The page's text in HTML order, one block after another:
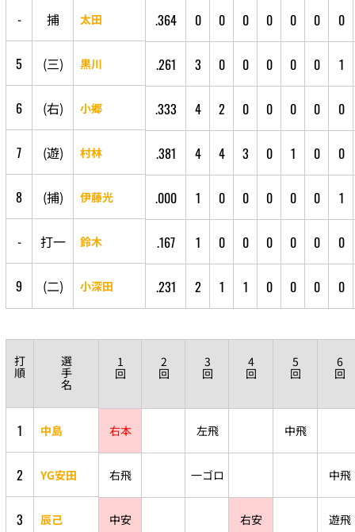
- 捕 太田 .364 0 0 0 0 0 0 0
5 (三) 黒川 .261 3 0 0 0 0 0 1
6 (右) 小郷 .333 4 2 0 0 0 0 0
7 (遊) 村林 .381 4 4 3 0 1 0 0
8 (捕) 伊藤光 .000 1 0 0 0 0 0 1
- 打一 鈴木 .167 1 0 0 0 0 0 0
9 (二) 小深田 .231 2 1 1 0 0 0 0
打
順
選
手
名
1
回
2
回
3
回
4
回
5
回
6
回
1 中島 右本 左飛 中飛
2 YG安田 右飛 一ゴロ 中飛
3 辰己 中安 右安 遊飛